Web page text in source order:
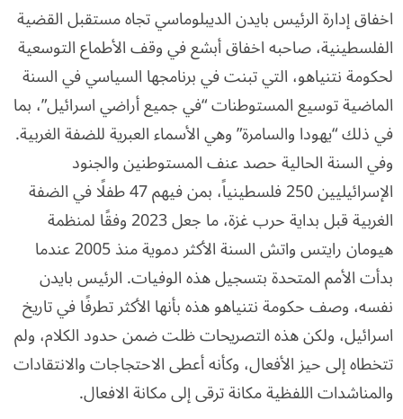
اخفاق إدارة الرئيس بايدن الديبلوماسي تجاه مستقبل القضية
الفلسطينية، صاحبه اخفاق أبشع في وقف الأطماع التوسعية
لحكومة نتنياهو، التي تبنت في برنامجها السياسي في السنة
الماضية توسيع المستوطنات “في جميع أراضي اسرائيل”، بما
في ذلك “يهودا والسامرة” وهي الأسماء العبرية للضفة الغربية.
وفي السنة الحالية حصد عنف المستوطنين والجنود
الإسرائيليين 250 فلسطينياً، بمن فيهم 47 طفلًا في الضفة
الغربية قبل بداية حرب غزة، ما جعل 2023 وفقًا لمنظمة
هيومان رايتس واتش السنة الأكثر دموية منذ 2005 عندما
بدأت الأمم المتحدة بتسجيل هذه الوفيات. الرئيس بايدن
نفسه، وصف حكومة نتنياهو هذه بأنها الأكثر تطرفًا في تاريخ
اسرائيل، ولكن هذه التصريحات ظلت ضمن حدود الكلام، ولم
تتخطاه إلى حيز الأفعال، وكأنه أعطى الاحتجاجات والانتقادات
والمناشدات اللفظية مكانة ترقى إلى مكانة الافعال.